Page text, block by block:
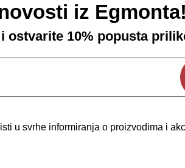
iz
ostvarite 10% popusta
u svrhe informiranja o proizvodima i